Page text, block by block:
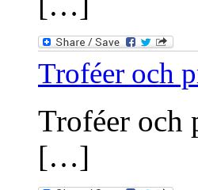
Troféer och
Troféer och
[…]